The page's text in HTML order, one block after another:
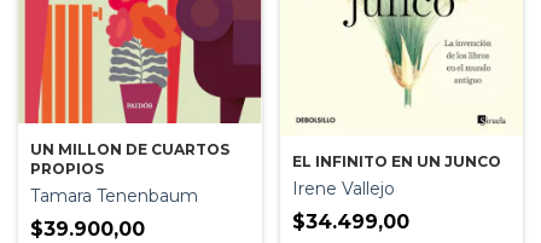
UN MILLON DE CUARTOS
PROPIOS
Tamara Tenenbaum
$39.900,00
EL INFINITO EN UN JUNCO
Irene Vallejo
$34.499,00